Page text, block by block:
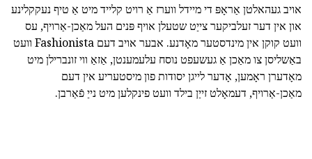
אויב געהאלטן אַראָפּ די מיידל ווערז אַ רויט קלייד מיט אַ טיף נעקקלינע
און אין דער זעלביקער צייַט שטעלן אויף פּנים העל מאַכן-אַרויף, עס
וועט קוקן אין מינדסטער מאָדנע. אבער אויב דעם Fashionista וועט
באַשליסן צו מאַכן אַ געשעפט נוסח עלעמענטן, אַזאַ ווי זונברילן מיט
מאָדערן ראָמען, אָדער לייגן יסודות פון מיסטעריע אין דעם
מאַכן-אַרויף, דעמאָלט זייַן בילד וועט פינקלען מיט נייַ פֿאַרבן.